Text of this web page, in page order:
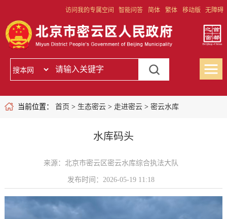
访问我的专属空间 智能问答 简体 繁体 移动版 无障碍
当前位置： 首页 > 生态密云> 走进密云> 密云水库
水库码头
来源：北京市密云区密云水库综合执法大队
发布时间：2026-05-19 11:18